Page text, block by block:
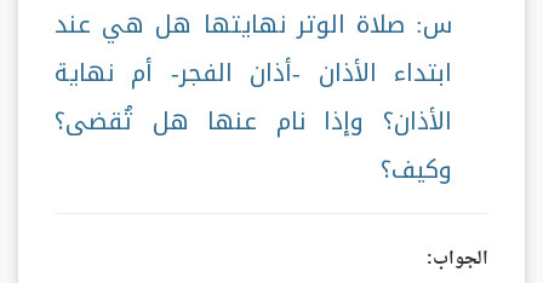
س: صلاة الوتر نهايتها هل هي عند
ابتداء الأذان -أذان الفجر- أم نهاية
الأذان؟ وإذا نام عنها هل تُقضى؟
وكيف؟
الجواب: